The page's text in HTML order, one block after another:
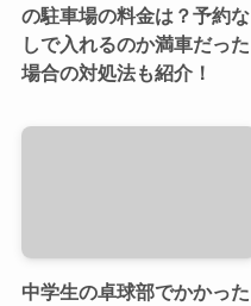
の駐車場の料金は？予約な
しで入れるのか満車だった
場合の対処法も紹介！
中学生の卓球部でかかった